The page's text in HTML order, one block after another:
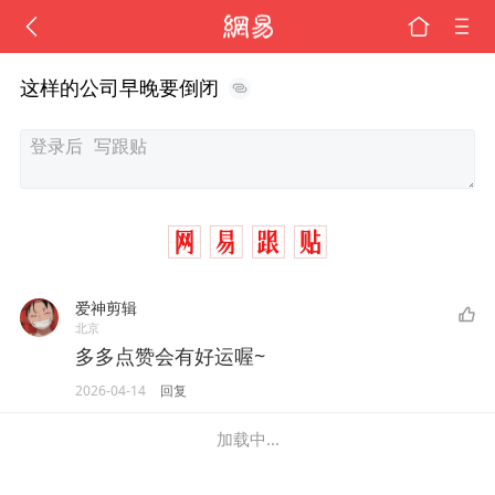
这样的公司早晚要倒闭
爱神剪辑
北京
多多点赞会有好运喔~
2026-04-14 回复
加载中...